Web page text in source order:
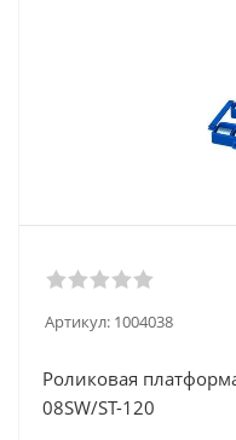
Артикул: 1004038
Роликовая
08SW/ST-120